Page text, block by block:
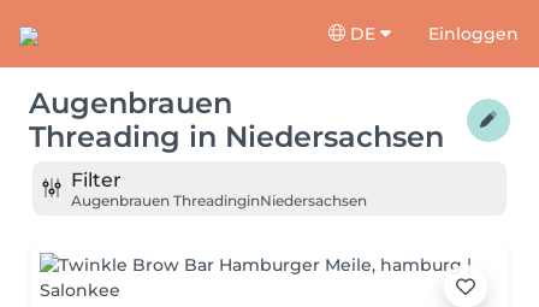
DE Einloggen
Augenbrauen
Threading in Niedersachsen
Filter
Augenbrauen ThreadinginNiedersachsen